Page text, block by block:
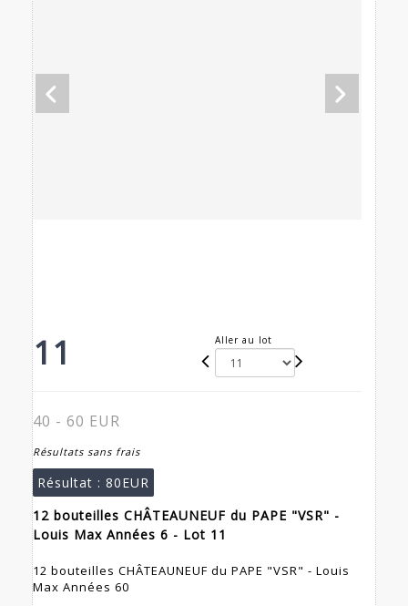
11 Aller au lot
40 - 60 EUR
Résultats sans frais
Résultat : 80EUR
12 bouteilles CHÂTEAUNEUF du PAPE "VSR" -
Louis Max Années 6 - Lot 11
12 bouteilles CHÂTEAUNEUF du PAPE "VSR" - Louis
Max Années 60